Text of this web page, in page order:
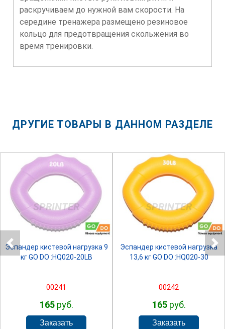
раскручиваем до нужной вам скорости. На
середине тренажера размещено резиновое
кольцо для предотвращения скольжения во
время тренировки.
ДРУГИЕ ТОВАРЫ В ДАННОМ РАЗДЕЛЕ
SPRINTER
Эспандер кистевой нагрузка 9
кг GO DO :HQ020-20LB
00241
165руб.
SPRINTER
Эспандер кистевой нагрузка
13,6 кг GO DO :HQ020-30
00242
165руб.